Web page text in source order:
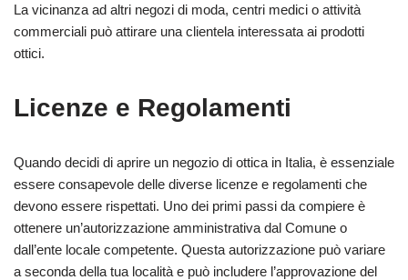
La vicinanza ad altri negozi di moda, centri medici o attività
commerciali può attirare una clientela interessata ai prodotti
ottici.
Licenze e Regolamenti
Quando decidi di aprire un negozio di ottica in Italia, è essenziale
essere consapevole delle diverse licenze e regolamenti che
devono essere rispettati. Uno dei primi passi da compiere è
ottenere un’autorizzazione amministrativa dal Comune o
dall’ente locale competente. Questa autorizzazione può variare
a seconda della tua località e può includere l’approvazione del